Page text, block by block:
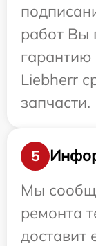
работ Вы
гарантию
Liebherr
запчасти.
5
Мы
ремонта
доставит